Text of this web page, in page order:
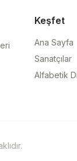
Keşfet
Ana Sayfa
Sanatçılar
Alfabetik